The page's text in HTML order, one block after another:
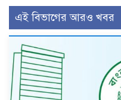
এই বিভাগের আরও খবর